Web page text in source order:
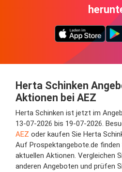
Herta Schinken
Aktionen bei AEZ
Herta Schinken ist jetzt im
13-07-2026 bis 19-07-2026.
AEZ oder kaufen Sie Herta
Auf Prospektangebote.de finden
aktuellen Aktionen. Vergleichen
anderen Angeboten und prüfen